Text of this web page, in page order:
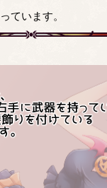
ています。